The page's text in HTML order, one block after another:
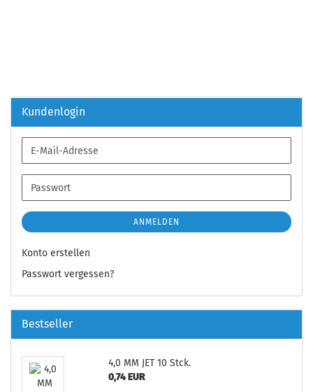
Kundenlogin
E-
Mail-
Adresse
Passwort
ANMELDEN
Konto erstellen
Passwort vergessen?
Bestseller
4,0 MM JET 10 Stck.
0,74 EUR